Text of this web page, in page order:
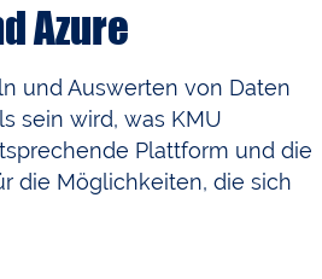
Azure
und Auswerten von Daten
sein wird, was KMU
Plattform und die
die Möglichkeiten, die sich